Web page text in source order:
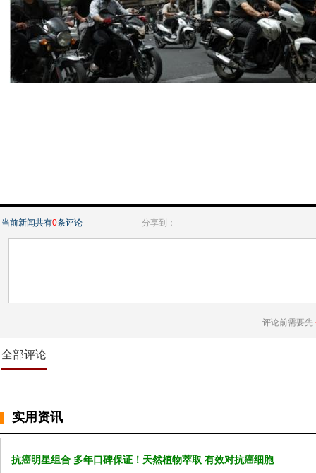
当前新闻共有0条评论 分享到：
评论前需要先
全部评论
实用资讯
抗癌明星组合 多年口碑保证！天然植物萃取 有效对抗癌细胞